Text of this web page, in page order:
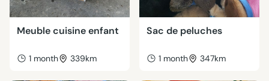
Meuble cuisine enfant
1 month 339km
Sac de peluches
1 month 347km